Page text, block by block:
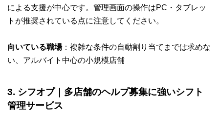
による支援が中心です。管理画面の操作はPC・タブレッ
トが推奨されている点に注意してください。
向いている職場：複雑な条件の自動割り当てまでは求めな
い、アルバイト中心の小規模店舗
3. シフオプ｜多店舗のヘルプ募集に強いシフト
管理サービス